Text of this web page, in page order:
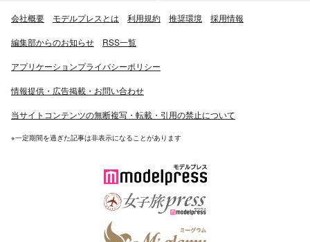
会社概要 モデルプレスとは 利用規約 推奨環境 採用情報
編集部からのお知らせ RSS一覧
アプリケーションプライバシーポリシー
情報提供・広告掲載・お問い合わせ
当サイトコンテンツの無断複写・転載・引用の禁止について
※一定期間を過ぎた記事は非表示になることがあります